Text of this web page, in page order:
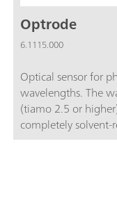
Optrode
6.1115.000
Optical sensor for
wavelengths. The
(tiamo 2.5 or
completely solvent-
space-saving